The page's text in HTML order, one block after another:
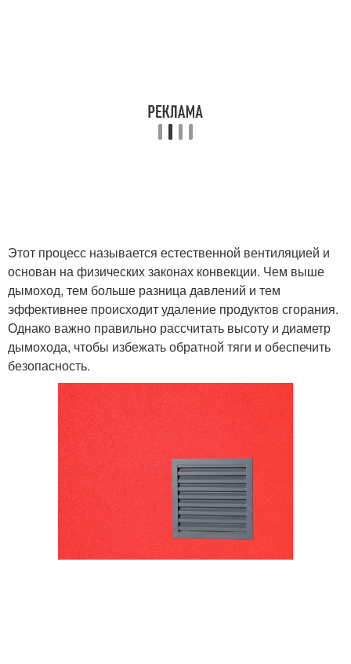
Этот процесс называется естественной вентиляцией и
основан на физических законах конвекции. Чем выше
дымоход, тем больше разница давлений и тем
эффективнее происходит удаление продуктов сгорания.
Однако важно правильно рассчитать высоту и диаметр
дымохода, чтобы избежать обратной тяги и обеспечить
безопасность.